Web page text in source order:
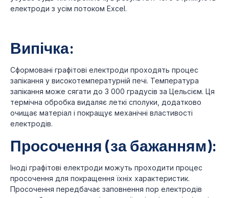
електроди з усім потоком Excel.
Випічка:
Сформовані графітові електроди проходять процес
запікання у високотемпературній печі. Температура
запікання може сягати до 3 000 градусів за Цельсієм. Ця
термічна обробка видаляє леткі сполуки, додатково
очищає матеріал і покращує механічні властивості
електродів.
Просочення (за бажанням):
Іноді графітові електроди можуть проходити процес
просочення для покращення їхніх характеристик.
Просочення передбачає заповнення пор електродів